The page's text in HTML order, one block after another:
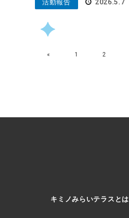
活動報告 2026.5.7
« 1 2
キミノみらいテラスとは